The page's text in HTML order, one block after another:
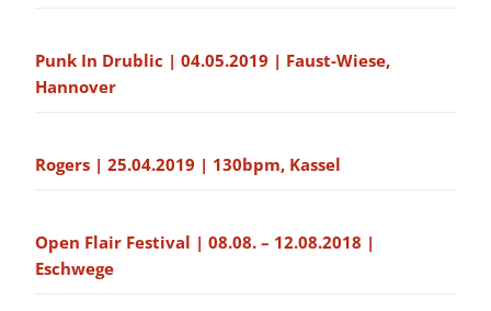
Punk In Drublic | 04.05.2019 | Faust-Wiese,
Hannover
Rogers | 25.04.2019 | 130bpm, Kassel
Open Flair Festival | 08.08. – 12.08.2018 |
Eschwege